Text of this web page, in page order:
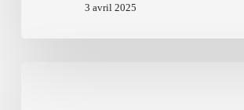
3 avril 2025